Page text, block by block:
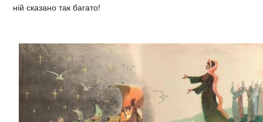
ній сказано так багато!